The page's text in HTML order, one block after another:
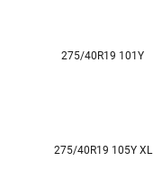
275/40R19 101Y
275/40R19 105Y XL